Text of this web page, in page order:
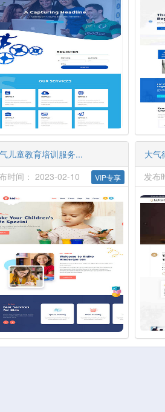
儿童教育培训服务...
时间： 2023-02-10
VIP专享
大气
发布